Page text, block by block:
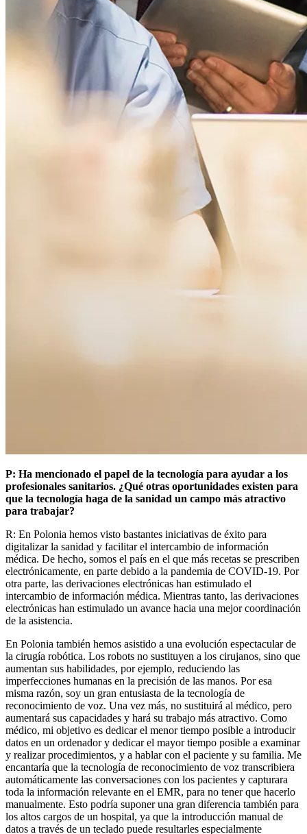
P: Ha mencionado el papel de la tecnología para ayudar a los
profesionales sanitarios. ¿Qué otras oportunidades existen para
que la tecnología haga de la sanidad un campo más atractivo
para trabajar?
R: En Polonia hemos visto bastantes iniciativas de éxito para
digitalizar la sanidad y facilitar el intercambio de información
médica. De hecho, somos el país en el que más recetas se prescriben
electrónicamente, en parte debido a la pandemia de COVID-19. Por
otra parte, las derivaciones electrónicas han estimulado el
intercambio de información médica. Mientras tanto, las derivaciones
electrónicas han estimulado un avance hacia una mejor coordinación
de la asistencia.
En Polonia también hemos asistido a una evolución espectacular de
la cirugía robótica. Los robots no sustituyen a los cirujanos, sino que
aumentan sus habilidades, por ejemplo, reduciendo las
imperfecciones humanas en la precisión de las manos. Por esa
misma razón, soy un gran entusiasta de la tecnología de
reconocimiento de voz. Una vez más, no sustituirá al médico, pero
aumentará sus capacidades y hará su trabajo más atractivo. Como
médico, mi objetivo es dedicar el menor tiempo posible a introducir
datos en un ordenador y dedicar el mayor tiempo posible a examinar
y realizar procedimientos, y a hablar con el paciente y su familia. Me
encantaría que la tecnología de reconocimiento de voz transcribiera
automáticamente las conversaciones con los pacientes y capturara
toda la información relevante en el EMR, para no tener que hacerlo
manualmente. Esto podría suponer una gran diferencia también para
los altos cargos de un hospital, ya que la introducción manual de
datos a través de un teclado puede resultarles especialmente